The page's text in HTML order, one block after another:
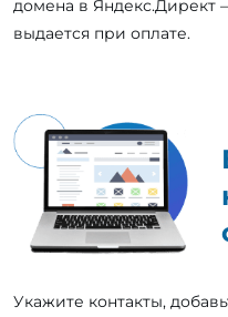
домена в Яндекс.Директ
выдается при оплате.
Укажите контакты,